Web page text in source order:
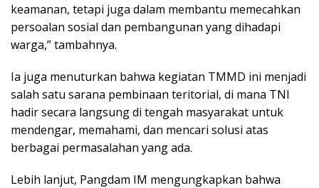
keamanan, tetapi juga dalam membantu memecahkan
persoalan sosial dan pembangunan yang dihadapi
warga,” tambahnya.
Ia juga menuturkan bahwa kegiatan TMMD ini menjadi
salah satu sarana pembinaan teritorial, di mana TNI
hadir secara langsung di tengah masyarakat untuk
mendengar, memahami, dan mencari solusi atas
berbagai permasalahan yang ada.
Lebih lanjut, Pangdam IM mengungkapkan bahwa